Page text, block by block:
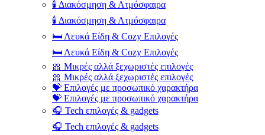
🕯️ Διακόσμηση & Ατμόσφαιρα
🕯️ Διακόσμηση & Ατμόσφαιρα
🛏️ Λευκά Είδη & Cozy Επιλογές
🛏️ Λευκά Είδη & Cozy Επιλογές
🎀 Μικρές αλλά ξεχωριστές επιλογές
🎀 Μικρές αλλά ξεχωριστές επιλογές
💝 Επιλογές με προσωπικό χαρακτήρα
💝 Επιλογές με προσωπικό χαρακτήρα
🎧 Tech επιλογές & gadgets
🎧 Tech επιλογές & gadgets